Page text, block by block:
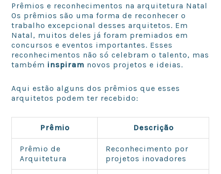
Prêmios e reconhecimentos na arquitetura Natal
Os prêmios são uma forma de reconhecer o
trabalho excepcional desses arquitetos. Em
Natal, muitos deles já foram premiados em
concursos e eventos importantes. Esses
reconhecimentos não só celebram o talento, mas
também inspiram novos projetos e ideias.
Aqui estão alguns dos prêmios que esses
arquitetos podem ter recebido:
Prêmio Descrição
Prêmio de
Arquitetura
Reconhecimento por
projetos inovadores